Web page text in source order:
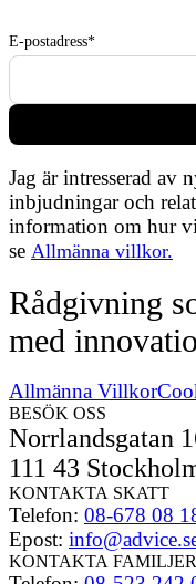
E-postadress*
Jag är intresserad av
inbjudningar och
information om hur
se Allmänna villkor.
Rådgivning
med
Allmänna Villkor
BESÖK OSS
Norrlandsgatan
111 43
KONTAKTA SKATT
Telefon: 08-678 08
Epost:
KONTAKTA